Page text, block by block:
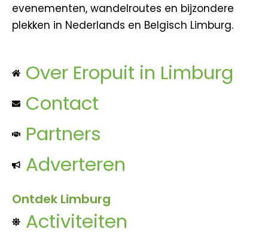
evenementen, wandelroutes en bijzondere
plekken in Nederlands en Belgisch Limburg.
Over Eropuit in Limburg
Contact
Partners
Adverteren
Ontdek Limburg
Activiteiten